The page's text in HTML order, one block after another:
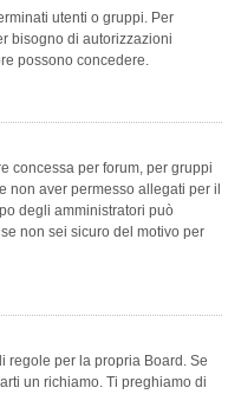
utenti o gruppi. Per
bisogno di autorizzazioni
possono concedere.
concessa per forum, per gruppi
non aver permesso allegati per il
degli amministratori può
non sei sicuro del motivo per
regole per la propria Board. Se
un richiamo. Ti preghiamo di